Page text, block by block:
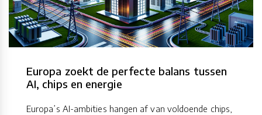
Europa zoekt de perfecte balans tussen
AI, chips en energie
Europa’s AI-ambities hangen af van voldoende chips,